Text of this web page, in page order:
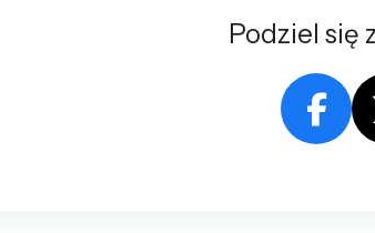
Podziel się